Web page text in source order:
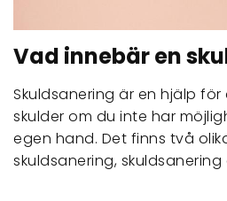
Vad innebär en
Skuldsanering är en hjälp
skulder om du inte har
egen hand. Det finns två
skuldsanering, skuldsanering